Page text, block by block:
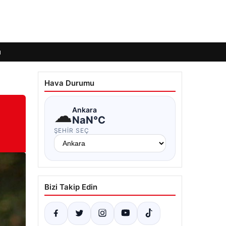
Hava Durumu
☁Ankara
NaN°C
ŞEHIR SEÇ
Bizi Takip Edin